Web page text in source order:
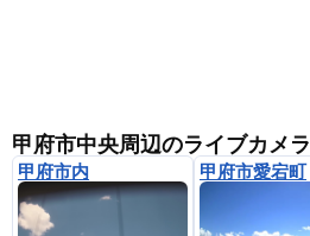
甲府市中央周辺のライブカメラ
甲府市内 甲府市愛宕町